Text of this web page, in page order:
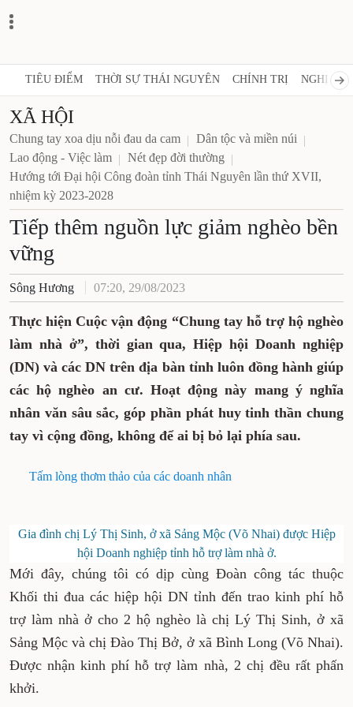
TIÊU ĐIỂM THỜI SỰ THÁI NGUYÊN CHÍNH TRỊ NGHỊ
XÃ HỘI
Chung tay xoa dịu nỗi đau da cam
Dân tộc và miền núi
Lao động - Việc làm
Nét đẹp đời thường
Hướng tới Đại hội Công đoàn tỉnh Thái Nguyên lần thứ XVII,
nhiệm kỳ 2023-2028
Tiếp thêm nguồn lực giảm nghèo bền
vững
Sông Hương 07:20, 29/08/2023
Thực hiện Cuộc vận động “Chung tay hỗ trợ hộ nghèo
làm nhà ở”, thời gian qua, Hiệp hội Doanh nghiệp
(DN) và các DN trên địa bàn tỉnh luôn đồng hành giúp
các hộ nghèo an cư. Hoạt động này mang ý nghĩa
nhân văn sâu sắc, góp phần phát huy tinh thần chung
tay vì cộng đồng, không để ai bị bỏ lại phía sau.
Tấm lòng thơm thảo của các doanh nhân
Gia đình chị Lý Thị Sinh, ở xã Sảng Mộc (Võ Nhai) được Hiệp
hội Doanh nghiệp tỉnh hỗ trợ làm nhà ở.
Mới đây, chúng tôi có dịp cùng Đoàn công tác thuộc
Khối thi đua các hiệp hội DN tỉnh đến trao kinh phí hỗ
trợ làm nhà ở cho 2 hộ nghèo là chị Lý Thị Sinh, ở xã
Sảng Mộc và chị Đào Thị Bở, ở xã Bình Long (Võ Nhai).
Được nhận kinh phí hỗ trợ làm nhà, 2 chị đều rất phấn
khởi.